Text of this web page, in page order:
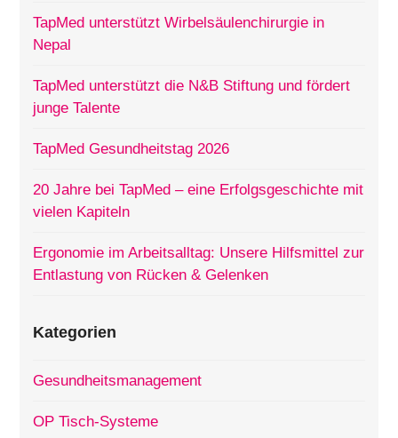
TapMed unterstützt Wirbelsäulenchirurgie in
Nepal
TapMed unterstützt die N&B Stiftung und fördert
junge Talente
TapMed Gesundheitstag 2026
20 Jahre bei TapMed – eine Erfolgsgeschichte mit
vielen Kapiteln
Ergonomie im Arbeitsalltag: Unsere Hilfsmittel zur
Entlastung von Rücken & Gelenken
Kategorien
Gesundheitsmanagement
OP Tisch-Systeme